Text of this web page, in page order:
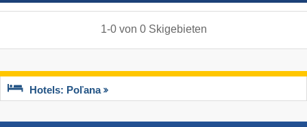
1-0von 0 Skigebieten
Hotels: Poľana